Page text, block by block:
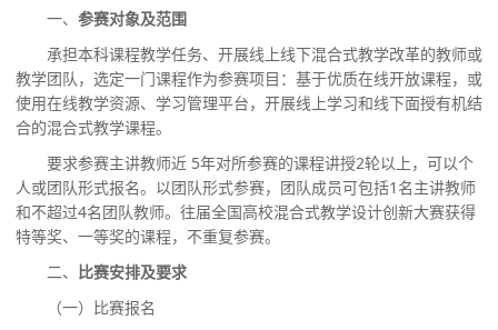
一、 参赛对象及范围
承担本科课程教学任务、开展线上线下混合式教学改革的教师或
教学团队，选定一门课程作为参赛项目：基于优质在线开放课程，或
使用在线教学资源、学习管理平台，开展线上学习和线下面授有机结
合的混合式教学课程。
要求参赛主讲教师近 5年对所参赛的课程讲授2轮以上，可以个
人或团队形式报名。以团队形式参赛，团队成员可包括1名主讲教师
和不超过4名团队教师。 往届全国高校混合式教学设计创新大赛获得
特等奖、一等奖的课程，不重复参赛。
二、 比赛安排及要求
（一）比赛报名